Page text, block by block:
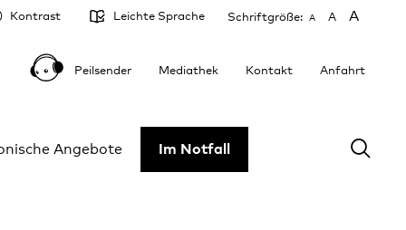
Angebote Im Notfall
Schriftgröße: A A A
Leichte Sprache
Kontrast
Anfahrt
Kontakt
Mediathek
Peilsender